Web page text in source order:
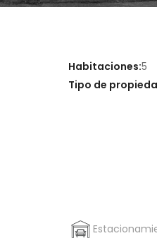
Habitaciones:5
Tipo de